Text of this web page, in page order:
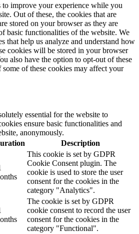
to improve your experience while you
Out of these, the cookies that are
stored on your browser as they are
basic functionalities of the website. We
that help us analyze and understand how
cookies will be stored in your browser
also have the option to opt-out of these
of these cookies may affect your
essential for the website to
ensure basic functionalities and
anonymously.
Description
This cookie is set by GDPR
Cookie Consent plugin. The
cookie is used to store the user
consent for the cookies in the
category "Analytics".
The cookie is set by GDPR
cookie consent to record the user
consent for the cookies in the
category "Functional".